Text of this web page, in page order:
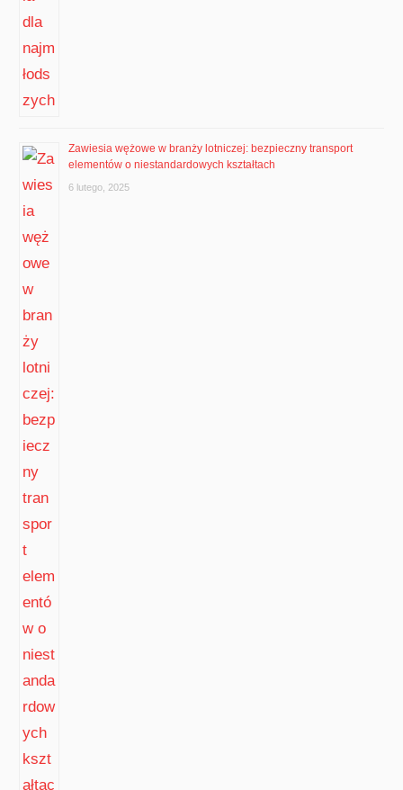
Zawiesia wężowe w branży lotniczej: bezpieczny transport
elementów o niestandardowych kształtach
6 lutego, 2025